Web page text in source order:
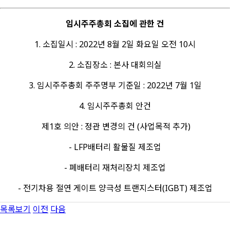
임시주주총회 소집에 관한 건
1. 소집일시 : 2022년 8월 2일 화요일 오전 10시
2. 소집장소 : 본사 대회의실
3. 임시주주총회 주주명부 기준일 : 2022년 7월 1일
4. 임시주주총회 안건
제1호 의안 : 정관 변경의 건 (사업목적 추가)
- LFP배터리 활물질 제조업
- 폐배터리 재처리장치 제조업
- 전기차용 절연 게이트 양극성 트랜지스터(IGBT) 제조업
목록보기 이전 다음